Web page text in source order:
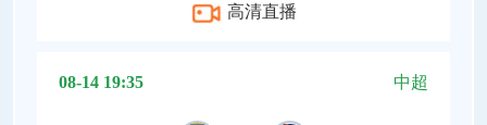
高清直播
08-14 19:35 中超